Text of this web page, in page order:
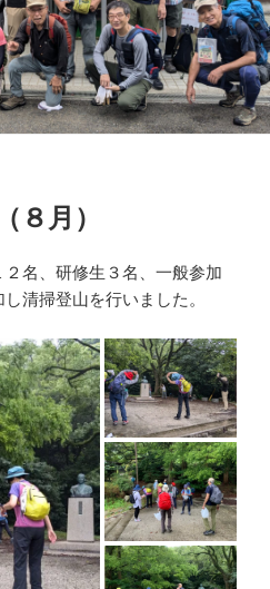
８月）
名、研修生３名、一般参加
清掃登山を行いました。